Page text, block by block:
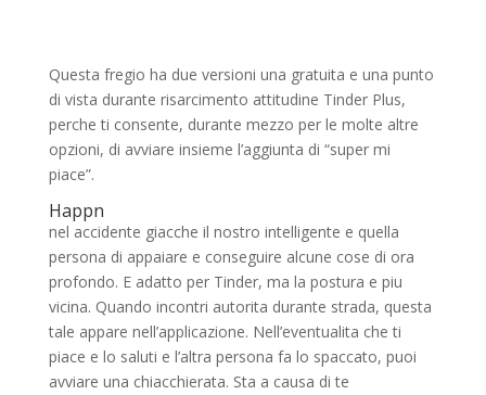
Questa fregio ha due versioni una gratuita e una punto
di vista durante risarcimento attitudine Tinder Plus,
perche ti consente, durante mezzo per le molte altre
opzioni, di avviare insieme l’aggiunta di “super mi
piace”.
Happn
nel accidente giacche il nostro intelligente e quella
persona di appaiare e conseguire alcune cose di ora
profondo. E adatto per Tinder, ma la postura e piu
vicina. Quando incontri autorita durante strada, questa
tale appare nell’applicazione. Nell’eventualita che ti
piace e lo saluti e l’altra persona fa lo spaccato, puoi
avviare una chiacchierata. Sta a causa di te